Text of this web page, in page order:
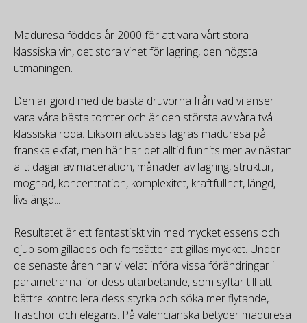
Maduresa föddes år 2000 för att vara vårt stora
klassiska vin, det stora vinet för lagring, den högsta
utmaningen.
Den är gjord med de bästa druvorna från vad vi anser
vara våra bästa tomter och är den största av våra två
klassiska röda. Liksom alcusses lagras maduresa på
franska ekfat, men här har det alltid funnits mer av nästan
allt: dagar av maceration, månader av lagring, struktur,
mognad, koncentration, komplexitet, kraftfullhet, längd,
livslängd...
Resultatet är ett fantastiskt vin med mycket essens och
djup som gillades och fortsätter att gillas mycket. Under
de senaste åren har vi velat införa vissa förändringar i
parametrarna för dess utarbetande, som syftar till att
bättre kontrollera dess styrka och söka mer flytande,
fräschör och elegans. På valencianska betyder maduresa